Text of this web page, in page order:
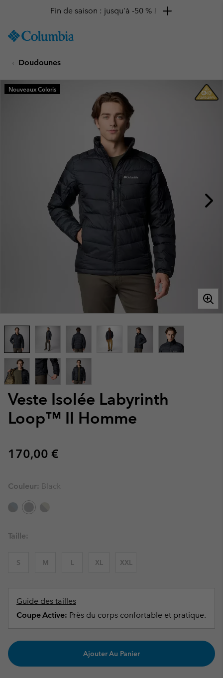
TO
SKIP
MAIN
NAV
Fin de saison : jusqu'à -50 % !
Doudounes
Veste Isolée Labyrinth
Loop™ II Homme
Regular price:
170,00 €
Nouveaux Coloris
Couleur: Black
Taille:
S M L XL XXL
Guide des tailles
Coupe Active: Près du corps confortable et pratique.
Ajouter Au Panier